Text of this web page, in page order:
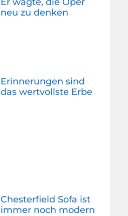
neu zu denken
Erinnerungen sind
das wertvollste Erbe
Chesterfield Sofa ist
immer noch modern